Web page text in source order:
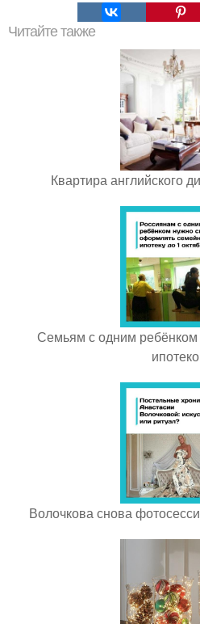
Читайте также
Квартира английского
Семьям с одним ребёнком
Волочкова снова